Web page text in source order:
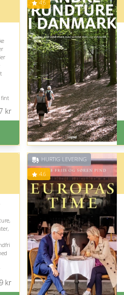
fint
kr
4.6
kr
HURTIG LEVERING
4.6